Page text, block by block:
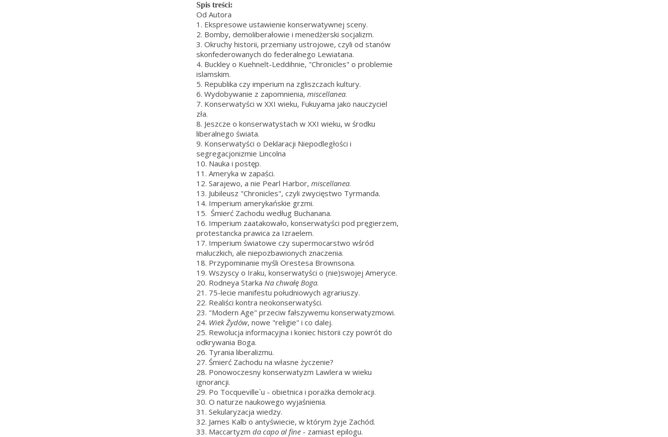
Spis treści:
Od Autora
1. Ekspresowe ustawienie konserwatywnej sceny.
2. Bomby, demoliberałowie i menedżerski socjalizm.
3. Okruchy historii, przemiany ustrojowe, czyli od stanów
skonfederowanych do federalnego Lewiatana.
4. Buckley o Kuehnelt-Leddihnie, "Chronicles" o problemie
islamskim.
5. Republika czy imperium na zgliszczach kultury.
6. Wydobywanie z zapomnienia, miscellanea.
7. Konserwatyści w XXI wieku, Fukuyama jako nauczyciel
zła.
8. Jeszcze o konserwatystach w XXI wieku, w środku
liberalnego świata.
9. Konserwatyści o Deklaracji Niepodległości i
segregacjonizmie Lincolna
10. Nauka i postęp.
11. Ameryka w zapaści.
12. Sarajewo, a nie Pearl Harbor, miscellanea.
13. Jubileusz "Chronicles", czyli zwycięstwo Tyrmanda.
14. Imperium amerykańskie grzmi.
15. Śmierć Zachodu według Buchanana.
16. Imperium zaatakowało, konserwatyści pod pręgierzem,
protestancka prawica za Izraelem.
17. Imperium światowe czy supermocarstwo wśród
maluczkich, ale niepozbawionych znaczenia.
18. Przypominanie myśli Orestesa Brownsona.
19. Wszyscy o Iraku, konserwatyści o (nie)swojej Ameryce.
20. Rodneya Starka Na chwałę Boga.
21. 75-lecie manifestu południowych agrariuszy.
22. Realiści kontra neokonserwatyści.
23. "Modern Age" przeciw fałszywemu konserwatyzmowi.
24. Wiek Żydów, nowe "religie" i co dalej.
25. Rewolucja informacyjna i koniec historii czy powrót do
odkrywania Boga.
26. Tyrania liberalizmu.
27. Śmierć Zachodu na własne życzenie?
28. Ponowoczesny konserwatyzm Lawlera w wieku
ignorancji.
29. Po Tocqueville`u - obietnica i porażka demokracji.
30. O naturze naukowego wyjaśnienia.
31. Sekularyzacja wiedzy.
32. James Kalb o antyświecie, w którym żyje Zachód.
33. Maccartyzm da capo al fine- zamiast epilogu.